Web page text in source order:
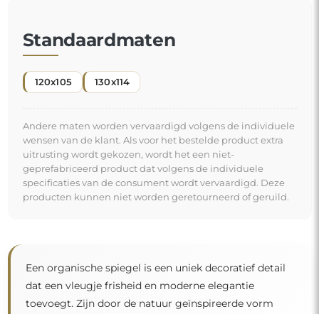
Standaardmaten
120x105 130x114
Andere maten worden vervaardigd volgens de individuele
wensen van de klant. Als voor het bestelde product extra
uitrusting wordt gekozen, wordt het een niet-
geprefabriceerd product dat volgens de individuele
specificaties van de consument wordt vervaardigd. Deze
producten kunnen niet worden geretourneerd of geruild.
Een organische spiegel is een uniek decoratief detail
dat een vleugje frisheid en moderne elegantie
toevoegt. Zijn door de natuur geïnspireerde vorm